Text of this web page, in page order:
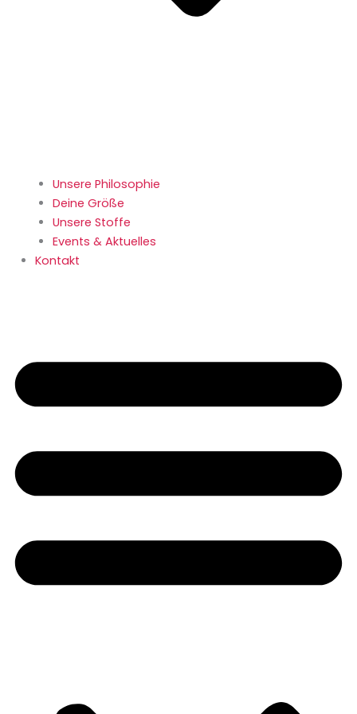
Unsere Philosophie
Deine Größe
Unsere Stoffe
Events & Aktuelles
Kontakt